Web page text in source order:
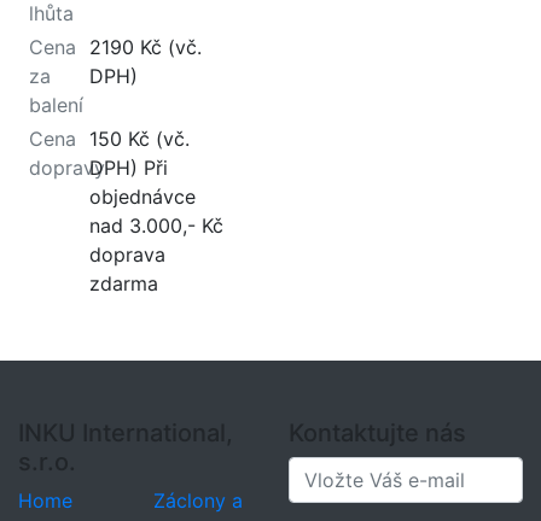
lhůta
Cena
za
balení
2190 Kč (vč.
DPH)
Cena
dopravy
150 Kč (vč.
DPH) Při
objednávce
nad 3.000,- Kč
doprava
zdarma
INKU International,
s.r.o.
Home
Záclony a
Kontaktujte nás